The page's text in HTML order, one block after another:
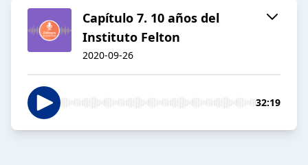
Capítulo 7. 10 años del
Instituto Felton
2020-09-26
32:19